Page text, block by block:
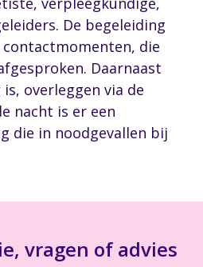
De begeleiding
die
Daarnaast
overleggen via de
nacht is er een
die in noodgevallen bij
vragen of advies